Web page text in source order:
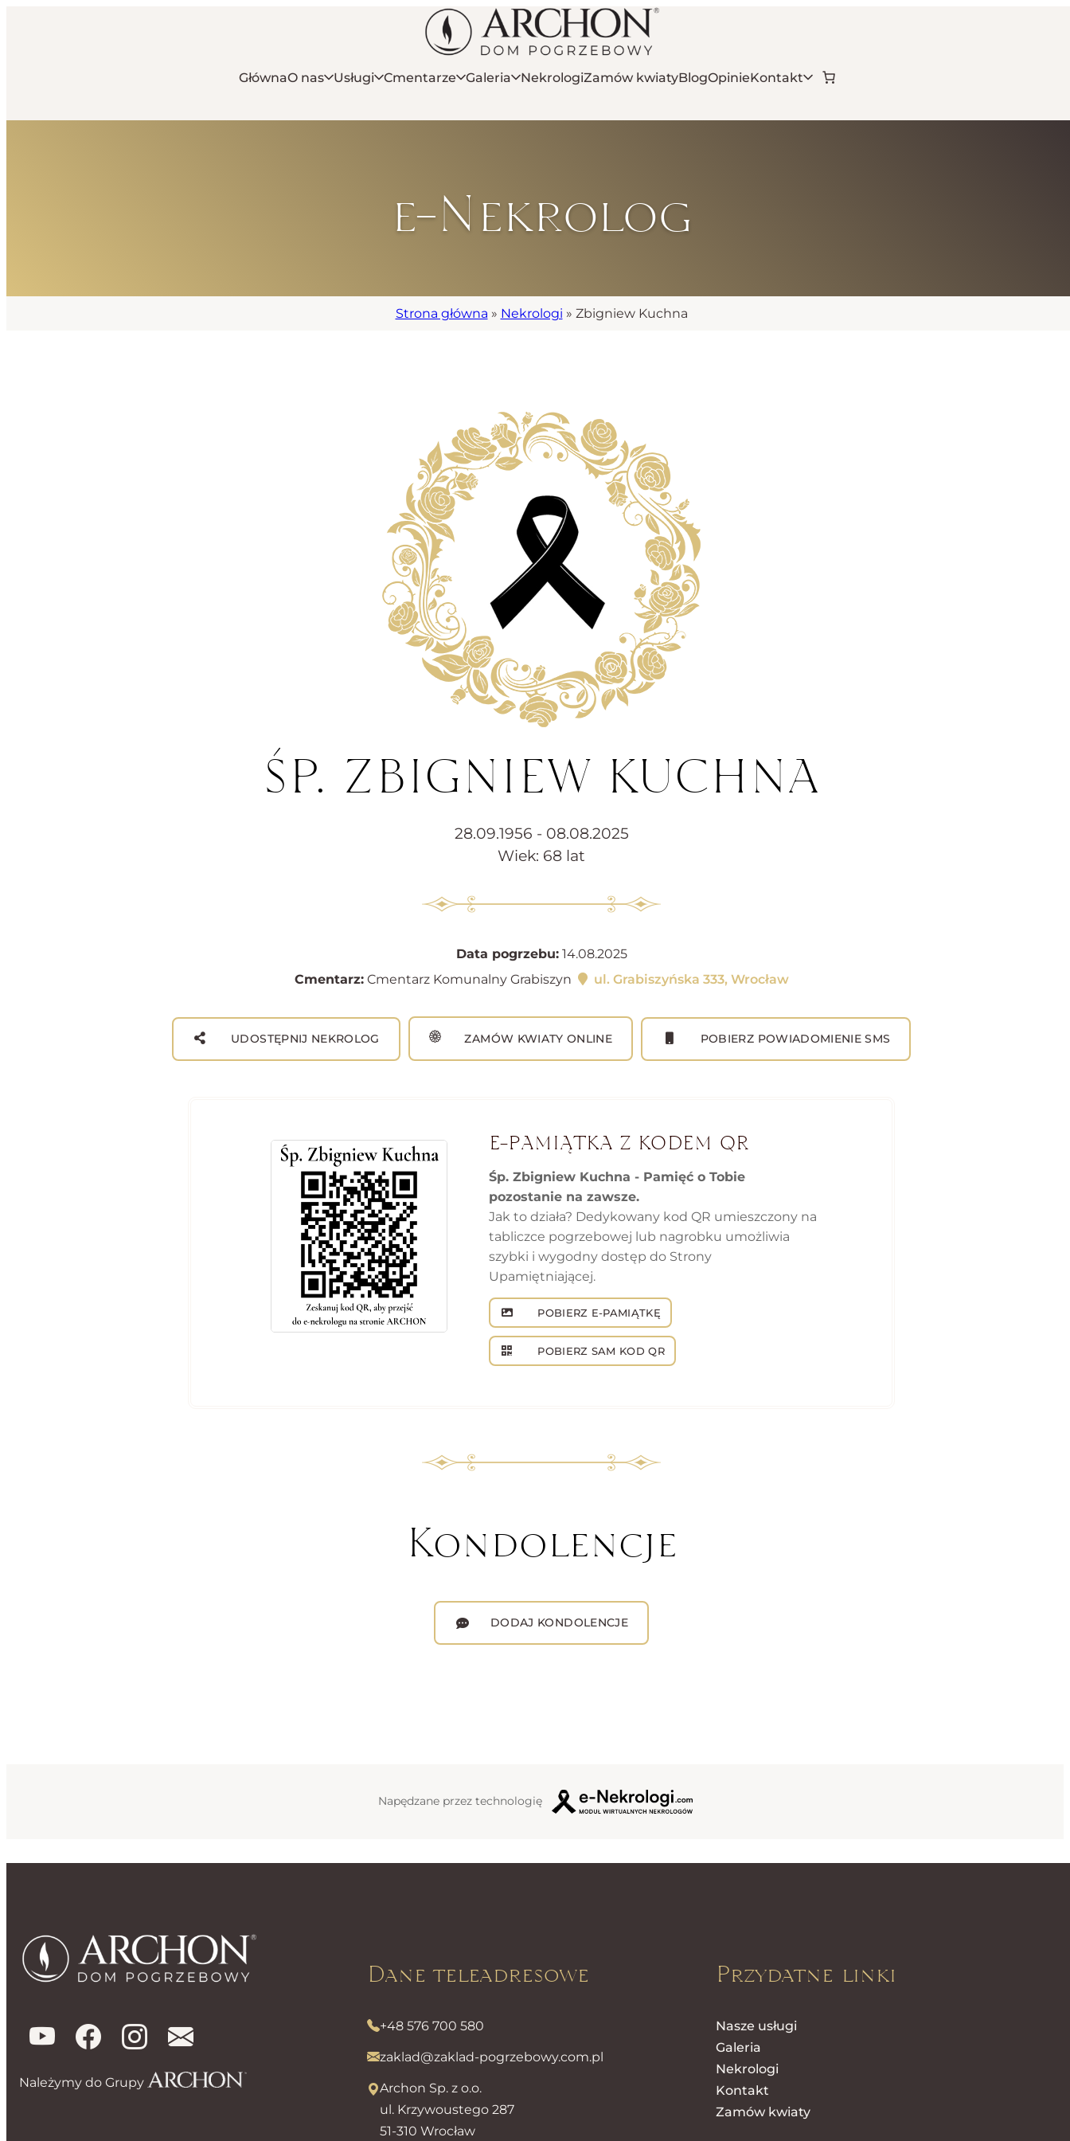
GłównaO nas Usługi Cmentarze Galeria NekrologiZamów kwiatyBlogOpinieKontakt
e-Nekrolog
Strona główna » Nekrologi » Zbigniew Kuchna
ŚP. ZBIGNIEW KUCHNA
28.09.1956 - 08.08.2025
Wiek: 68 lat
Data pogrzebu:14.08.2025
Cmentarz:Cmentarz Komunalny Grabiszyn ul. Grabiszyńska 333, Wrocław
UDOSTĘPNIJ NEKROLOG ZAMÓW KWIATY ONLINE POBIERZ POWIADOMIENIE SMS
E-PAMIĄTKA Z KODEM QR
Śp. Zbigniew Kuchna - Pamięć o Tobie
pozostanie na zawsze.
Jak to działa? Dedykowany kod QR umieszczony na
tabliczce pogrzebowej lub nagrobku umożliwia
szybki i wygodny dostęp do Strony
Upamiętniającej.
POBIERZ E-PAMIĄTKĘ
POBIERZ SAM KOD QR
Kondolencje
DODAJ KONDOLENCJE
Napędzane przez technologię
Należymy do Grupy
Dane teleadresowe
+48 576 700 580
zaklad@zaklad-pogrzebowy.com.pl
Archon Sp. z o.o.
ul. Krzywoustego 287
51-310 Wrocław
Przydatne linki
Nasze usługi
Galeria
Nekrologi
Kontakt
Zamów kwiaty